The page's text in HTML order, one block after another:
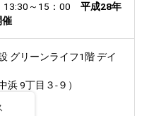
～15：00 平成28年
催
グリーンライフ1階 デイ
浜 9丁目３-９）